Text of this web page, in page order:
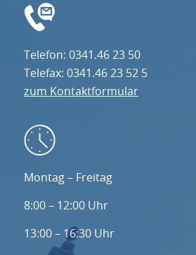
Telefon: 0341.46 23 50
Telefax: 0341.46 23 52 5
zum Kontaktformular
Montag – Freitag
8:00 – 12:00 Uhr
13:00 – 16:30 Uhr